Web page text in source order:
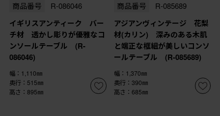
商品番号 R-086046
イギリスアンティーク バー
チ材 透かし彫りが優雅なコ
ンソールテーブル (R-
086046)
幅：1,110㎜
奥行：515㎜
高さ：895㎜
商品番号 R-085689
アジアンヴィンテージ 花梨
材(カリン) 深みのある木肌
と端正な框組が美しいコンソ
ールテーブル (R-085689)
幅：1,370㎜
奥行：390㎜
高さ：685㎜